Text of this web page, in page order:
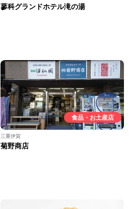
蓼科グランドホテル滝の湯
食品・お土産店
三重伊賀
菊野商店